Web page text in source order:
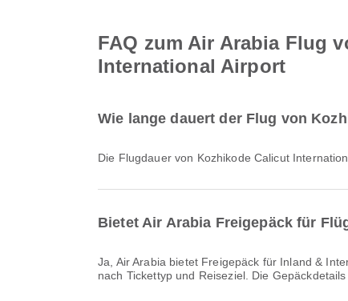
FAQ zum Air Arabia Flug
International Airport
Wie lange dauert der Flug von
Die Flugdauer von Kozhikode Calicut
Bietet Air Arabia Freigepäck für
Ja, Air Arabia bietet Freigepäck für Inland & International Flüge von Kozhikode Calicut International Airport nach Sharjah International Airport an. Die Details variieren je
nach Tickettyp und Reiseziel. Die